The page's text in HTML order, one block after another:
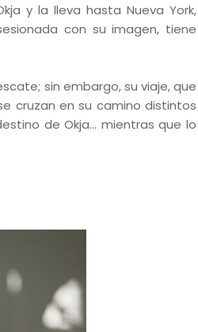
y la lleva hasta Nueva York,
con su imagen, tiene
sin embargo, su viaje, que
cruzan en su camino distintos
de Okja… mientras que lo